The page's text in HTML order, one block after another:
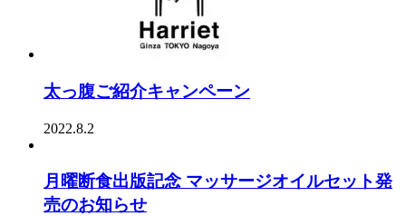
太っ腹ご紹介キャンペーン
2022.8.2
月曜断食出版記念 マッサージオイルセット発
売のお知らせ